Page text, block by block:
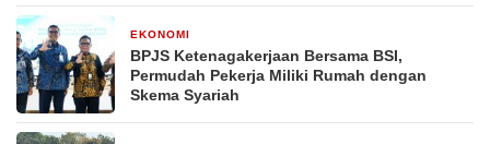
EKONOMI
BPJS Ketenagakerjaan Bersama BSI,
Permudah Pekerja Miliki Rumah dengan
Skema Syariah